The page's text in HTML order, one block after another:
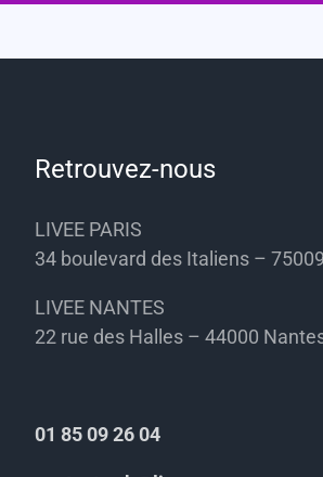
Retrouvez-nous
LIVEE PARIS
34 boulevard des Italiens –
LIVEE NANTES
22 rue des Halles – 44000
01 85 09 26 04